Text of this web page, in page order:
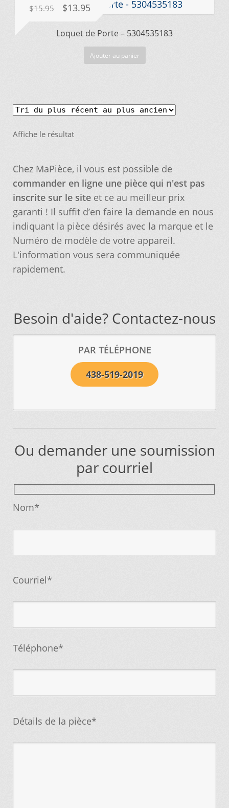
Demande de parution
Joindre le Service à la Clientèle
Mon compte
Nos promotions
Notre objectif
Panier
Si vous ne trouvez pas la pièce que vous
cherchez, on l’ajoute pour vous !
Suivez votre commande
Vous ne trouvez pas la pièce sur notre site…
📌 Mettez cette page dans vos favoris!
Loquet de Porte – 5304535183
$15.95
Le
initial
était :
$15.95.
$13.95Le
actuel
est :
$13.95.
Ajouter au panier
Affiche le résultat
Chez MaPièce, il vous est possible de
commander en ligne une pièce qui n'est pas
inscrite sur le siteet ce au meilleur prix
garanti ! Il suffit d’en faire la demande en nous
indiquant la pièce désirés avec la marque et le
Numéro de modèle de votre appareil.
L'information vous sera communiquée
rapidement.
Besoin d'aide? Contactez-nous
PAR TÉLÉPHONE
438-519-2019
Ou demander une soumission
par courriel
Nom*
Courriel*
Téléphone*
Détails de la pièce*